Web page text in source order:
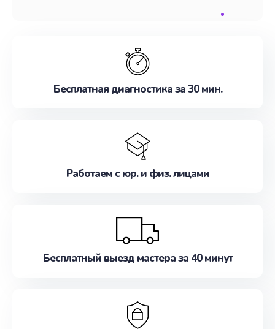
Бесплатная диагностика за 30 мин.
Работаем с юр. и физ. лицами
Бесплатный выезд мастера за 40 минут